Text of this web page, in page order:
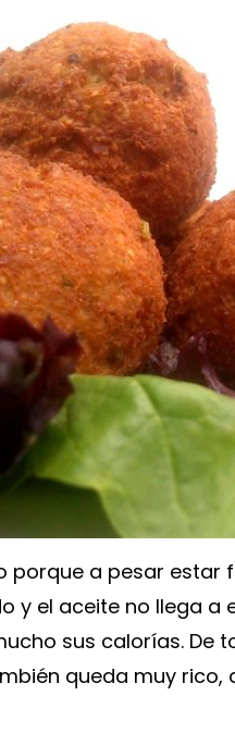
porque a pesar estar
y el aceite no llega
sus calorías. De
queda muy